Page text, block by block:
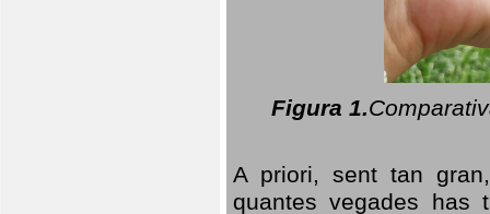
Figura 1.
A priori, sent tan
quantes vegades has